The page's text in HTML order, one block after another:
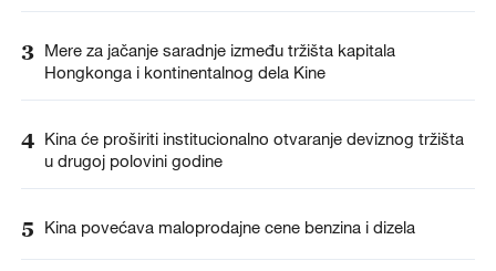
3 Mere za jačanje saradnje između tržišta kapitala
Hongkonga i kontinentalnog dela Kine
4 Kina će proširiti institucionalno otvaranje deviznog tržišta
u drugoj polovini godine
5 Kina povećava maloprodajne cene benzina i dizela